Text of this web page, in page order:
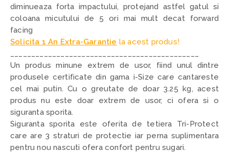
diminueaza forta impactului, protejand astfel gatul si
coloana micutului de 5 ori mai mult decat forward
facing
Solicita 1 An Extra-Garantie la acest produs!
Un produs minune extrem de usor, fiind unul dintre
produsele certificate din gama i-Size care cantareste
cel mai putin. Cu o greutate de doar 3.25 kg, acest
produs nu este doar extrem de usor, ci ofera si o
siguranta sporita.
Siguranta sporita este oferita de tetiera Tri-Protect
care are 3 straturi de protectie iar perna suplimentara
pentru nou nascuti ofera confort pentru sugari.